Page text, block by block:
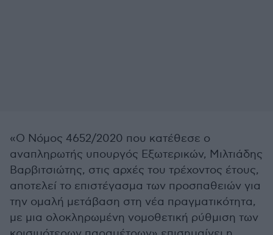
«Ο Νόμος 4652/2020 που κατέθεσε ο
αναπληρωτής υπουργός Εξωτερικών, Μιλτιάδης
Βαρβιτσιώτης, στις αρχές του τρέχοντος έτους,
αποτελεί το επιστέγασμα των προσπαθειών για
την ομαλή μετάβαση στη νέα πραγματικότητα,
με μια ολοκληρωμένη νομοθετική ρύθμιση των